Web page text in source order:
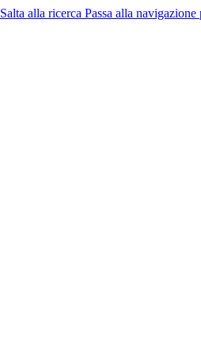
Salta alla ricerca Passa alla